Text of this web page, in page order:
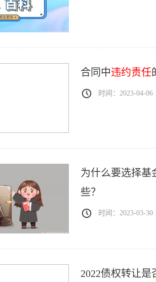
合同中违约责任
时间：2023-04-06
为什么要选择基
些？
时间：2023-03-30
2022债权转让是